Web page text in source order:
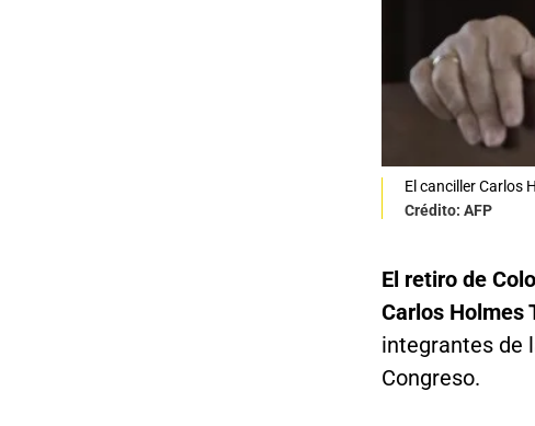
El canciller Carlos
Crédito: AFP
El retiro de
Carlos Holmes
integrantes de
Congreso.